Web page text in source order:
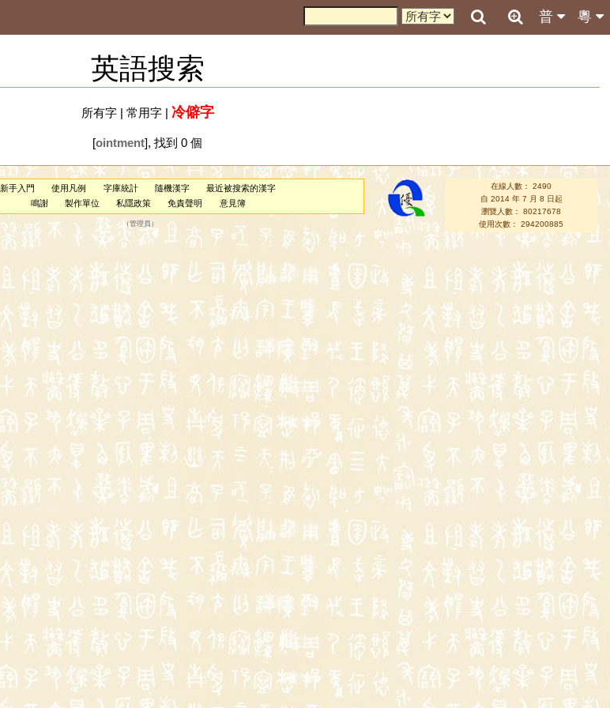
粵
普
英語搜索
所有字| 常用字| 冷僻字
[ointment], 找到 0 個
新手入門 使用凡例 字庫統計 隨機漢字
最近被搜索的漢字
鳴謝
製作單位 私隱政策 免責聲明 意見簿
（管理員 ）
在線人數： 2490
自 2014 年 7 月 8 日起
瀏覽人數： 80217678
使用次數： 294200885